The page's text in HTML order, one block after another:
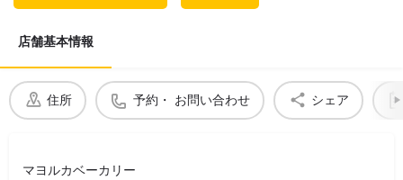
店舗基本情報
住所 予約・ お問い合わせ シェア
マヨルカベーカリー